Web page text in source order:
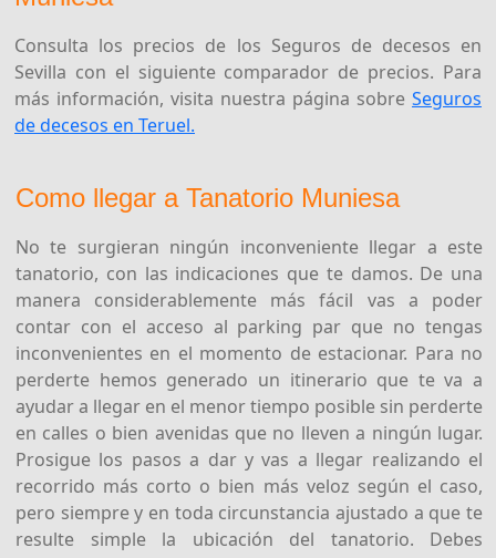
Consulta los precios de los Seguros de decesos en
Sevilla con el siguiente comparador de precios. Para
más información, visita nuestra página sobre Seguros
de decesos en Teruel.
Como llegar a Tanatorio Muniesa
No te surgieran ningún inconveniente llegar a este
tanatorio, con las indicaciones que te damos. De una
manera considerablemente más fácil vas a poder
contar con el acceso al parking par que no tengas
inconvenientes en el momento de estacionar. Para no
perderte hemos generado un itinerario que te va a
ayudar a llegar en el menor tiempo posible sin perderte
en calles o bien avenidas que no lleven a ningún lugar.
Prosigue los pasos a dar y vas a llegar realizando el
recorrido más corto o bien más veloz según el caso,
pero siempre y en toda circunstancia ajustado a que te
resulte simple la ubicación del tanatorio. Debes